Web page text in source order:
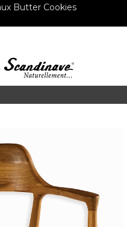
Butter Cookies